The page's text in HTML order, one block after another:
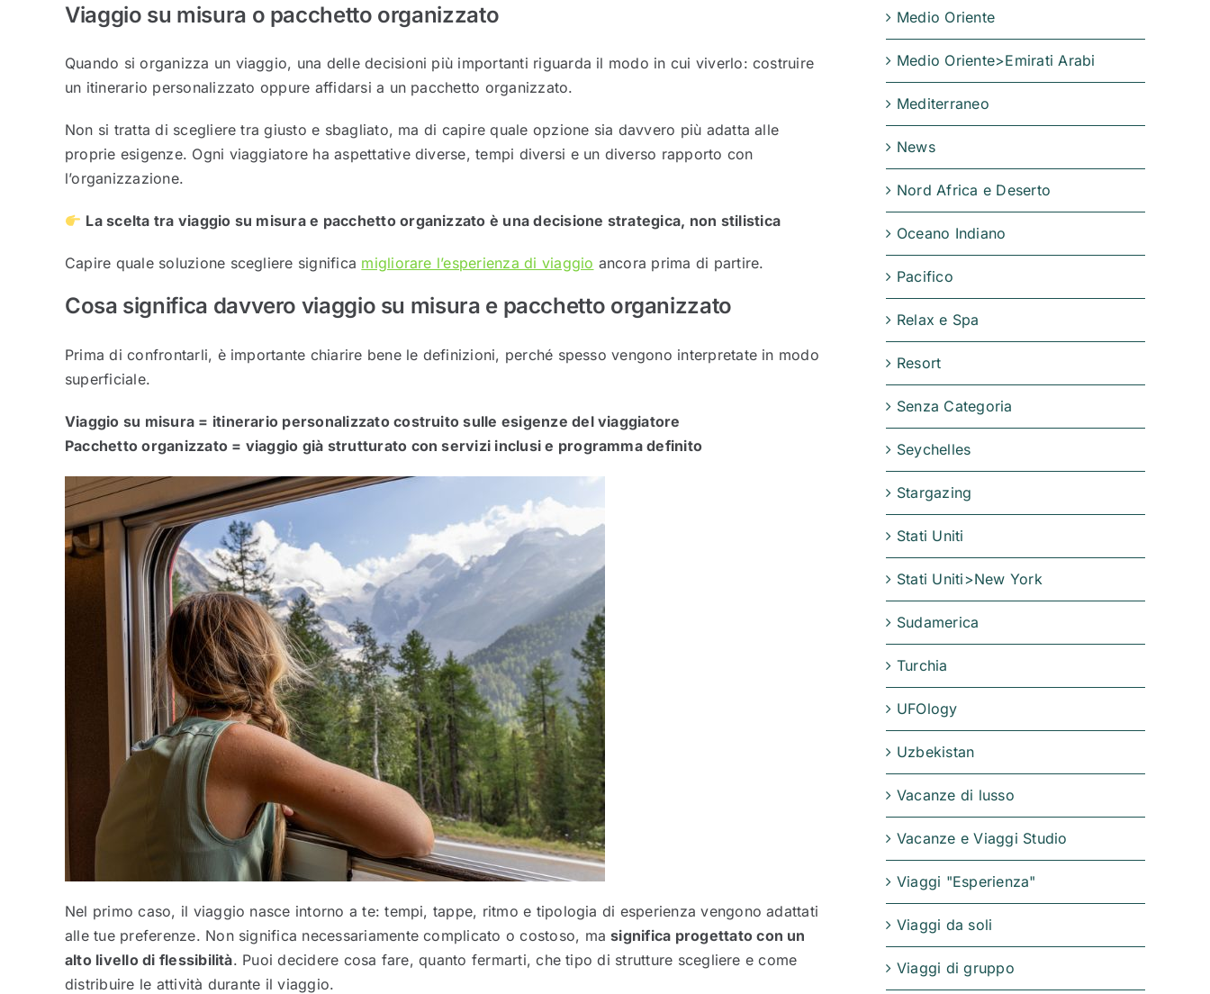
Viaggio su misura o pacchetto organizzato
Quando si organizza un viaggio, una delle decisioni più importanti riguarda il modo in cui viverlo: costruire
un itinerario personalizzato oppure affidarsi a un pacchetto organizzato.
Non si tratta di scegliere tra giusto e sbagliato, ma di capire quale opzione sia davvero più adatta alle
proprie esigenze. Ogni viaggiatore ha aspettative diverse, tempi diversi e un diverso rapporto con
l’organizzazione.
La scelta tra viaggio su misura e pacchetto organizzato è una decisione strategica, non stilistica
Capire quale soluzione scegliere significa migliorare l’esperienza di viaggio ancora prima di partire.
Cosa significa davvero viaggio su misura e pacchetto organizzato
Prima di confrontarli, è importante chiarire bene le definizioni, perché spesso vengono interpretate in modo
superficiale.
Viaggio su misura = itinerario personalizzato costruito sulle esigenze del viaggiatore
Pacchetto organizzato = viaggio già strutturato con servizi inclusi e programma definito
Nel primo caso, il viaggio nasce intorno a te: tempi, tappe, ritmo e tipologia di esperienza vengono adattati
alle tue preferenze. Non significa necessariamente complicato o costoso, masignifica progettato con un
alto livello di flessibilità. Puoi decidere cosa fare, quanto fermarti, che tipo di strutture scegliere e come
distribuire le attività durante il viaggio.
Medio Oriente
Medio Oriente>Emirati Arabi
Mediterraneo
News
Nord Africa e Deserto
Oceano Indiano
Pacifico
Relax e Spa
Resort
Senza Categoria
Seychelles
Stargazing
Stati Uniti
Stati Uniti>New York
Sudamerica
Turchia
UFOlogy
Uzbekistan
Vacanze di lusso
Vacanze e Viaggi Studio
Viaggi "Esperienza"
Viaggi da soli
Viaggi di gruppo